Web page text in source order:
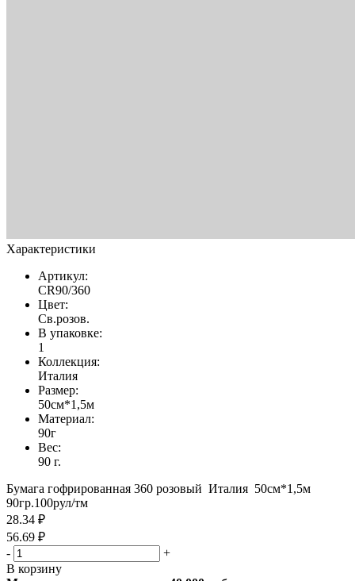
Характеристики
Артикул:
CR90/360
Цвет:
Св.розов.
В упаковке:
1
Коллекция:
Италия
Размер:
50см*1,5м
Материал:
90г
Вес:
90 г.
Бумага гофрированная 360 розовый Италия 50см*1,5м
90гр.100рул/тм
28.34 ₽
56.69 ₽
-
+
В корзину